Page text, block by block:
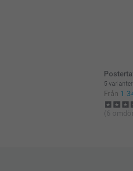
5 varianter
Från 1
(6